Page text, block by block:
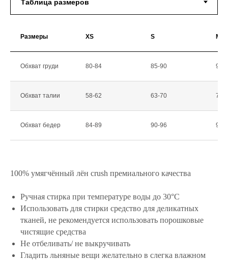
Размеры XS S M
Обхват груди 80-84 85-90 91-
Обхват талии 58-62 63-70 71-
Обхват бедер 84-89 90-96 97-
100% умягчённый лён crush премиального качества
Ручная стирка при температуре воды до 30°С
Использовать для стирки средство для деликатных
тканей, не рекомендуется использовать порошковые
чистящие средства
Не отбеливать/ не выкручивать
Гладить льняные вещи желательно в слегка влажном
INFO@EVELON.RU
+7 (913) 425-79-15